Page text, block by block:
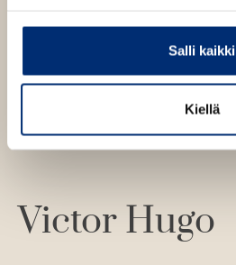
Salli kaikki
Kiellä
O
t
a
K
r
j
.
f
u
Victor Hugo